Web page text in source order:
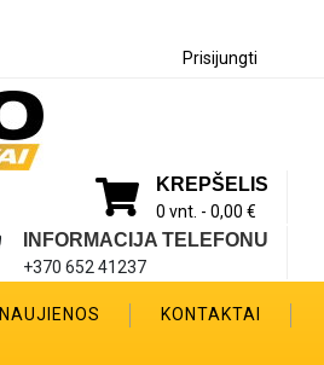
Prisijungti
KREPŠELIS
0 vnt. - 0,00 €
INFORMACIJA TELEFONU
+370 652 41237
NAUJIENOS KONTAKTAI